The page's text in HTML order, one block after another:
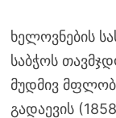
ხელოვნების
საბჭოს
მუდმივ
გადაევის